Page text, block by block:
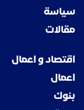
سياسة
مقالات
اقتصاد و اعمال
اعمال
بنوك